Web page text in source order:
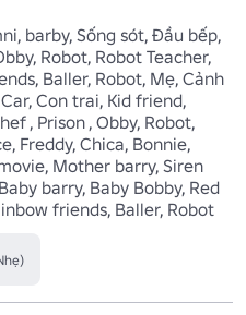
barby, Sống sót, Đầu bếp,
Robot, Robot Teacher,
Baller, Robot, Mẹ, Cảnh
Con trai, Kid friend,
, Prison , Obby, Robot,
Freddy, Chica, Bonnie,
Mother barry, Siren
barry, Baby Bobby, Red
friends, Baller, Robot